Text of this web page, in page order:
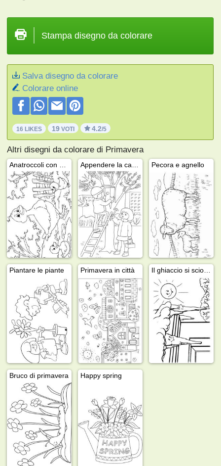
Stampa disegno da colorare
Salva disegno da colorare
Colorare online
16 LIKES 19 VOTI 4.2/5
Altri disegni da colorare di Primavera
Pecora e agnello
Piantare le piante Primavera in città
Bruco di primavera Happy spring